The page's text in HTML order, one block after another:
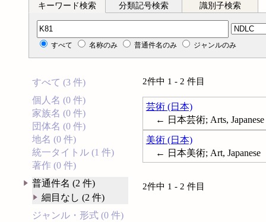
キーワード検索 分類記号検索 識別子検索
分類記号検索
すべて 名称のみ 普通件名のみ ジャンルのみ
すべて (3 件)
個人名 (0 件)
家族名 (0 件)
団体名 (0 件)
地名 (0 件)
統一タイトル (1 件)
著作 (0 件)
普通件名 (2 件)
細目なし (2 件)
ジャンル・形式 (0 件)
2件中 1 - 2 件目
芸術 (日本)
← 日本芸術; Arts, Japanese
美術 (日本)
← 日本美術; Art, Japanese
2件中 1 - 2 件目